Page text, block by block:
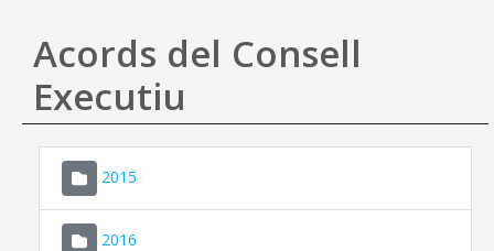
Ajuda
Acords del Consell
Executiu
2015
2016